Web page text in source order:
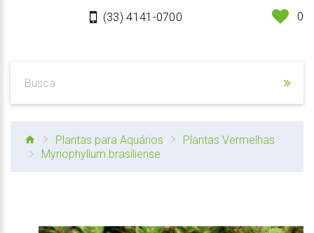
(33) 4141-0700 0
Plantas para Aquários
Plantas Vermelhas
Myriophyllum brasiliense